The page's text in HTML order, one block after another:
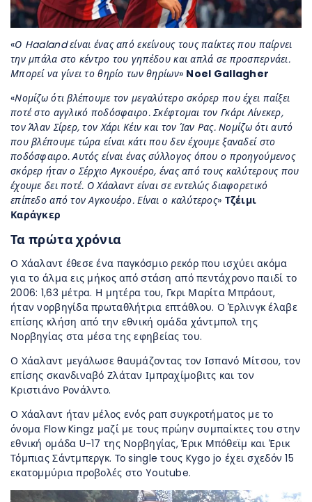
«Ο Haaland είναι ένας από εκείνους τους παίκτες που παίρνει
την μπάλα στο κέντρο του γηπέδου και απλά σε προσπερνάει.
Μπορεί να γίνει το θηρίο των θηρίων» Noel Gallagher
«Νομίζω ότι βλέπουμε τον μεγαλύτερο σκόρερ που έχει παίξει
ποτέ στο αγγλικό ποδόσφαιρο. Σκέφτομαι τον Γκάρι Λίνεκερ,
τον Άλαν Σίρερ, τον Χάρι Κέιν και τον Ίαν Ρας. Νομίζω ότι αυτό
που βλέπουμε τώρα είναι κάτι που δεν έχουμε ξαναδεί στο
ποδόσφαιρο. Αυτός είναι ένας σύλλογος όπου ο προηγούμενος
σκόρερ ήταν ο Σέρχιο Αγκουέρο, ένας από τους καλύτερους που
έχουμε δει ποτέ. Ο Χάαλαντ είναι σε εντελώς διαφορετικό
επίπεδο από τον Αγκουέρο. Είναι ο καλύτερος» Τζέιμι
Καράγκερ
Τα πρώτα χρόνια
Ο Χάαλαντ έθεσε ένα παγκόσμιο ρεκόρ που ισχύει ακόμα
για το άλμα εις μήκος από στάση από πεντάχρονο παιδί το
2006: 1,63 μέτρα. Η μητέρα του, Γκρι Μαρίτα Μπράουτ,
ήταν νορβηγίδα πρωταθλήτρια επτάθλου. Ο Έρλινγκ έλαβε
επίσης κλήση από την εθνική ομάδα χάντμπολ της
Νορβηγίας στα μέσα της εφηβείας του.
Ο Χάαλαντ μεγάλωσε θαυμάζοντας τον Ισπανό Μίτσου, τον
επίσης σκανδιναβό Ζλάταν Ιμπραχίμοβιτς και τον
Κριστιάνο Ρονάλντο.
Ο Χάαλαντ ήταν μέλος ενός ραπ συγκροτήματος με το
όνομα Flow Kingz μαζί με τους πρώην συμπαίκτες του στην
εθνική ομάδα U-17 της Νορβηγίας, Έρικ Μπόθεϊμ και Έρικ
Τόμπιας Σάντμπεργκ. Το single τους Kygo jo έχει σχεδόν 15
εκατομμύρια προβολές στο Youtube.